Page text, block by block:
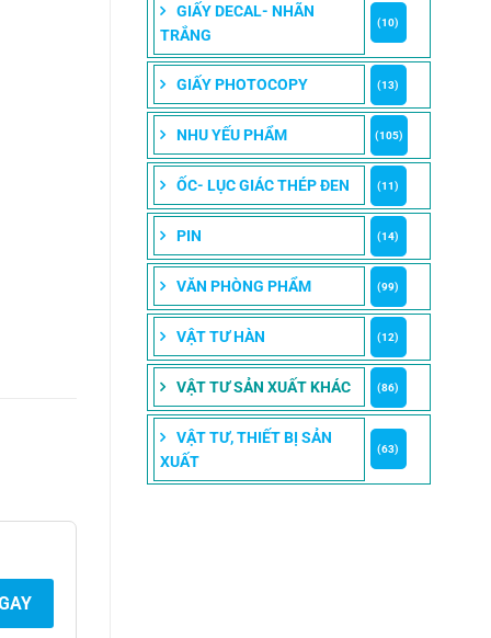
GIẤY DECAL- NHÃN
TRẮNG
(10)
GIẤY PHOTOCOPY (13)
NHU YẾU PHẨM (105)
ỐC- LỤC GIÁC THÉP ĐEN (11)
PIN (14)
VĂN PHÒNG PHẨM (99)
VẬT TƯ HÀN (12)
VẬT TƯ SẢN XUẤT KHÁC (86)
VẬT TƯ, THIẾT BỊ SẢN
XUẤT
(63)